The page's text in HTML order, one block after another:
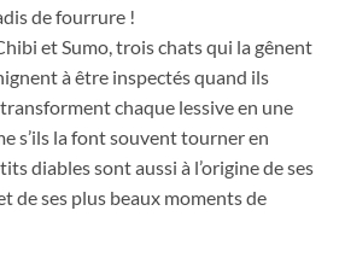
de fourrure !
et Sumo, trois chats qui la gênent
à être inspectés quand ils
chaque lessive en une
s’ils la font souvent tourner en
diables sont aussi à l’origine de ses
de ses plus beaux moments de